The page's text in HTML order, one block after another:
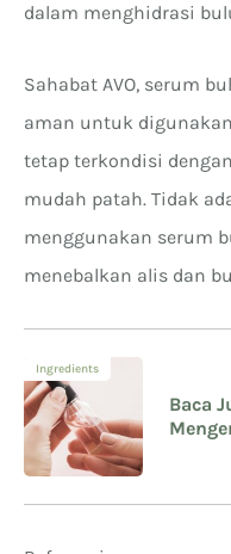
dalam menghidrasi
Sahabat AVO, serum
aman untuk
tetap terkondisi
mudah patah. Tidak
menggunakan serum
menebalkan alis dan
Ingredients
Baca